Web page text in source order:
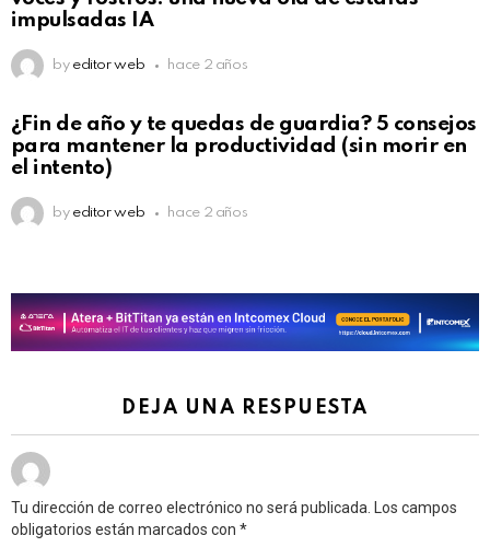
impulsadas IA
by editor web hace 2 años
¿Fin de año y te quedas de guardia? 5 consejos
para mantener la productividad (sin morir en
el intento)
by editor web hace 2 años
DEJA UNA RESPUESTA
Tu dirección de correo electrónico no será publicada.
Los campos
obligatorios están marcados con *